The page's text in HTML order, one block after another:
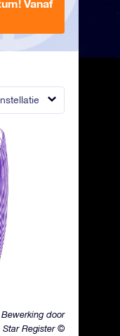
door
Star Register ©
Vanaf